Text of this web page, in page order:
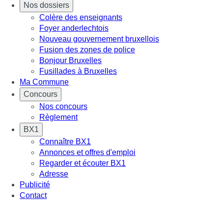
Nos dossiers
Colère des enseignants
Foyer anderlechtois
Nouveau gouvernement bruxellois
Fusion des zones de police
Bonjour Bruxelles
Fusillades à Bruxelles
Ma Commune
Concours
Nos concours
Règlement
BX1
Connaître BX1
Annonces et offres d'emploi
Regarder et écouter BX1
Adresse
Publicité
Contact